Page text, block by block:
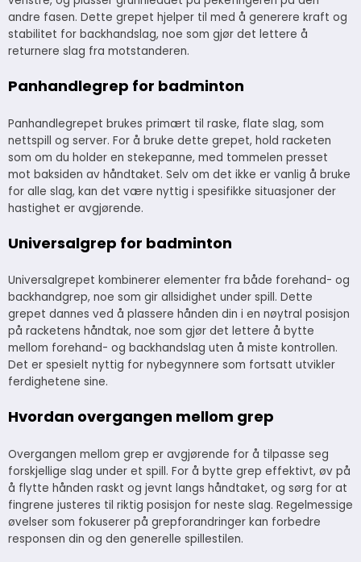
andre fasen. Dette grepet hjelper til med å generere kraft og
stabilitet for backhandslag, noe som gjør det lettere å
returnere slag fra motstanderen.
Panhandlegrep for badminton
Panhandlegrepet brukes primært til raske, flate slag, som
nettspill og server. For å bruke dette grepet, hold racketen
som om du holder en stekepanne, med tommelen presset
mot baksiden av håndtaket. Selv om det ikke er vanlig å bruke
for alle slag, kan det være nyttig i spesifikke situasjoner der
hastighet er avgjørende.
Universalgrep for badminton
Universalgrepet kombinerer elementer fra både forehand- og
backhandgrep, noe som gir allsidighet under spill. Dette
grepet dannes ved å plassere hånden din i en nøytral posisjon
på racketens håndtak, noe som gjør det lettere å bytte
mellom forehand- og backhandslag uten å miste kontrollen.
Det er spesielt nyttig for nybegynnere som fortsatt utvikler
ferdighetene sine.
Hvordan overgangen mellom grep
Overgangen mellom grep er avgjørende for å tilpasse seg
forskjellige slag under et spill. For å bytte grep effektivt, øv på
å flytte hånden raskt og jevnt langs håndtaket, og sørg for at
fingrene justeres til riktig posisjon for neste slag. Regelmessige
øvelser som fokuserer på grepforandringer kan forbedre
responsen din og den generelle spillestilen.